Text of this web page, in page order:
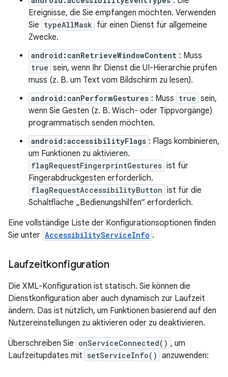
Ereignisse, die Sie empfangen möchten. Verwenden
Sie typeAllMask für einen Dienst für allgemeine
Zwecke.
android:canRetrieveWindowContent : Muss
true sein, wenn Ihr Dienst die UI-Hierarchie prüfen
muss (z. B. um Text vom Bildschirm zu lesen).
android:canPerformGestures : Muss true sein,
wenn Sie Gesten (z. B. Wisch- oder Tippvorgänge)
programmatisch senden möchten.
android:accessibilityFlags : Flags kombinieren,
um Funktionen zu aktivieren.
flagRequestFingerprintGestures ist für
Fingerabdruckgesten erforderlich.
flagRequestAccessibilityButton ist für die
Schaltfläche „Bedienungshilfen“ erforderlich.
Eine vollständige Liste der Konfigurationsoptionen finden
Sie unter AccessibilityServiceInfo .
Laufzeitkonfiguration
Die XML-Konfiguration ist statisch. Sie können die
Dienstkonfiguration aber auch dynamisch zur Laufzeit
ändern. Das ist nützlich, um Funktionen basierend auf den
Nutzereinstellungen zu aktivieren oder zu deaktivieren.
Überschreiben Sie onServiceConnected() , um
Laufzeitupdates mit setServiceInfo() anzuwenden: